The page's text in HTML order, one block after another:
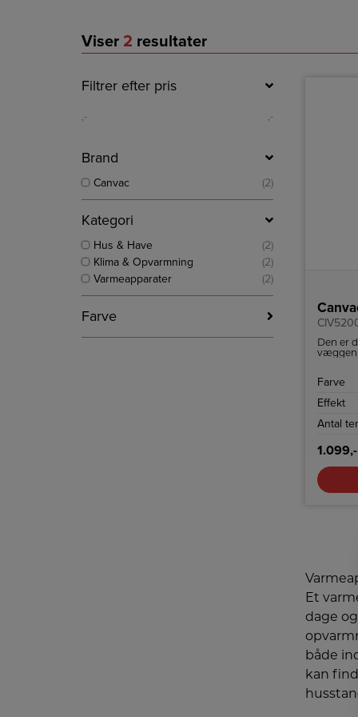
Viser 2 resultater
Den er
væggen
Farve
Effekt
Antal
1.099,-
Et
dage
både
kan
Filtrer efter pris
,- ,-
Brand
Canvac (2)
Kategori
Hus & Have
(2)
Klima & Opvarmning
(2)
Varmeapparater
(2)
Farve